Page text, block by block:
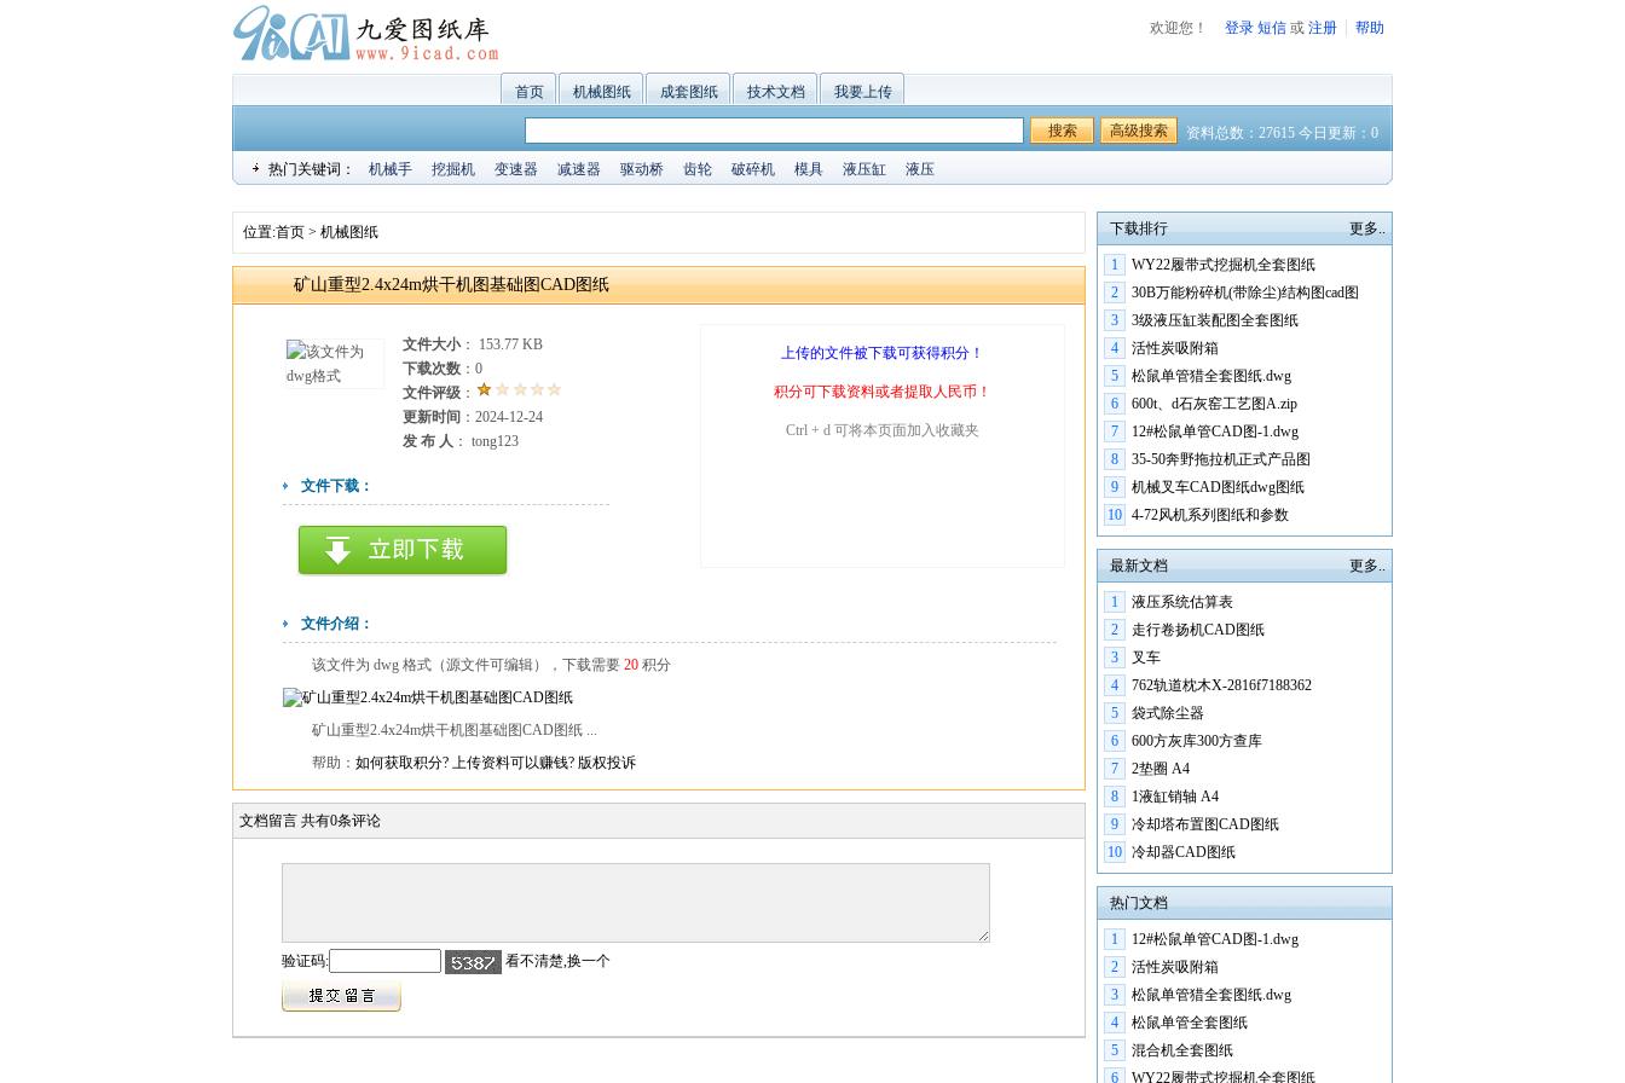
欢迎您！ 登录 短信 或 注册 帮助
首页 机械图纸 成套图纸 技术文档 我要上传
搜索 高级搜索 资料总数：27615 今日更新：0
热门关键词： 机械手 挖掘机 变速器 减速器 驱动桥 齿轮 破碎机 模具 液压缸 液压
位置:首页 > 机械图纸
矿山重型2.4x24m烘干机图基础图CAD图纸
文件大小： 153.77 KB
下载次数 ： 0
文件评级 ：
更新时间 ：2024-12-24
发 布 人 ： tong123
文件下载：
上传的文件被下载可获得积分！
积分可下载资料或者提取人民币！
Ctrl + d 可将本页面加入收藏夹
文件介绍：
该文件为 dwg 格式（源文件可编辑），下载需要 20 积分
矿山重型2.4x24m烘干机图基础图CAD图纸 ...
帮助： 如何获取积分? 上传资料可以赚钱? 版权投诉
文档留言 共有0条评论
验证码: 看不清楚,换一个
更多..
下载排行
1
WY22履带式挖掘机全套图纸
2
30B万能粉碎机(带除尘)结构图cad图
3
3级液压缸装配图全套图纸
4
活性炭吸附箱
5
松鼠单管猎全套图纸.dwg
6
600t、d石灰窑工艺图A.zip
7
12#松鼠单管CAD图-1.dwg
8
35-50奔野拖拉机正式产品图
9
机械叉车CAD图纸dwg图纸
10 4-72风机系列图纸和参数
更多..
最新文档
1
液压系统估算表
2
走行卷扬机CAD图纸
3
叉车
4
762轨道枕木X-2816f7188362
5
袋式除尘器
6
600方灰库300方查库
7
2垫圈 A4
8
1液缸销轴 A4
9
冷却塔布置图CAD图纸
10 冷却器CAD图纸
热门文档
1
12#松鼠单管CAD图-1.dwg
2
活性炭吸附箱
3
松鼠单管猎全套图纸.dwg
4
松鼠单管全套图纸
5
混合机全套图纸
6
WY22履带式挖掘机全套图纸